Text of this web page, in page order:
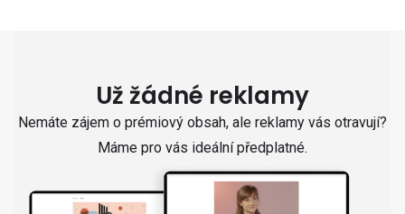
Už žádné reklamy
Nemáte zájem o prémiový obsah, ale reklamy vás otravují?
Máme pro vás ideální předplatné.